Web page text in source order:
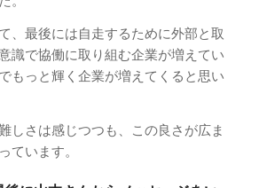
、最後には自走するために外部と取
識で協働に取り組む企業が増えてい
もっと輝く企業が増えてくると思い
しさは感じつつも、この良さが広ま
ています。